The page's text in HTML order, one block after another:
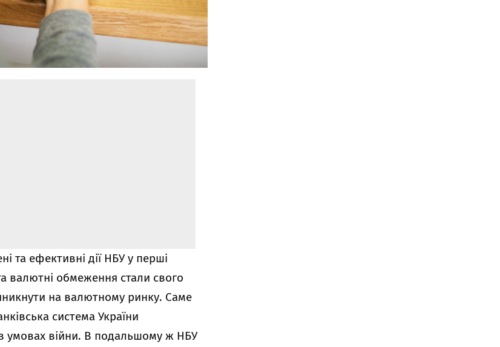
та ефективні дії НБУ у перші
валютні обмеження стали свого
на валютному ринку. Саме
система України
умовах війни. В подальшому ж НБУ